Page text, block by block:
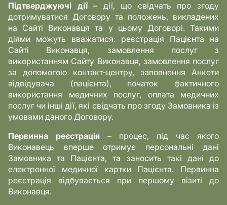
Підтверджуючі дії– дії, що свідчать про згоду
дотримуватися Договору та положень, викладених
на Сайті Виконавця та у цьому Договорі. Такими
діями можуть вважатися: реєстрація Пацієнта на
Сайті Виконавця, замовлення послуг з
використанням Сайту Виконавця, замовлення послуг
за допомогою контакт-центру, заповнення Анкети
відвідувача (пацієнта), початок фактичного
використання медичних послуг, оплата медичних
послуг чи інші дії, які свідчать про згоду Замовника із
умовами даного Договору.
Первинна реєстрація – процес, під час якого
Виконавець вперше отримує персональні дані
Замовника та Пацієнта, та заносить такі дані до
електронної медичної картки Пацієнта. Первинна
реєстрація відбувається при першому візиті до
Виконавця.